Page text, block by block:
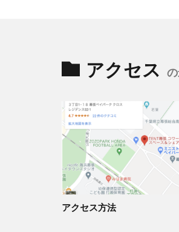
アクセス
アクセス方法